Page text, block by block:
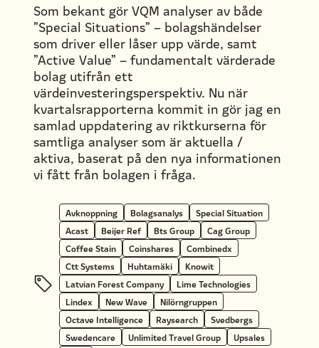
Som bekant gör VQM analyser av både
”Special Situations” – bolagshändelser
som driver eller låser upp värde, samt
”Active Value” – fundamentalt värderade
bolag utifrån ett
värdeinvesteringsperspektiv. Nu när
kvartalsrapporterna kommit in gör jag en
samlad uppdatering av riktkurserna för
samtliga analyser som är aktuella /
aktiva, baserat på den nya informationen
vi fått från bolagen i fråga.
Avknoppning Bolagsanalys
Special Situation
Acast
Beijer Ref Bts Group
Cag Group
Coffee Stain
Coinshares
Combinedx
Ctt Systems
Huhtamäki
Knowit
Latvian Forest Company
Lime Technologies
Lindex
New Wave
Nilörngruppen
Octave Intelligence
Raysearch
Svedbergs
Swedencare
Unlimited Travel Group
Upsales